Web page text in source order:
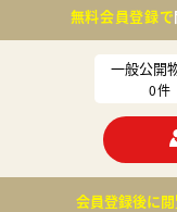
無料会員登録で
一般公開
0件
会員登録後に